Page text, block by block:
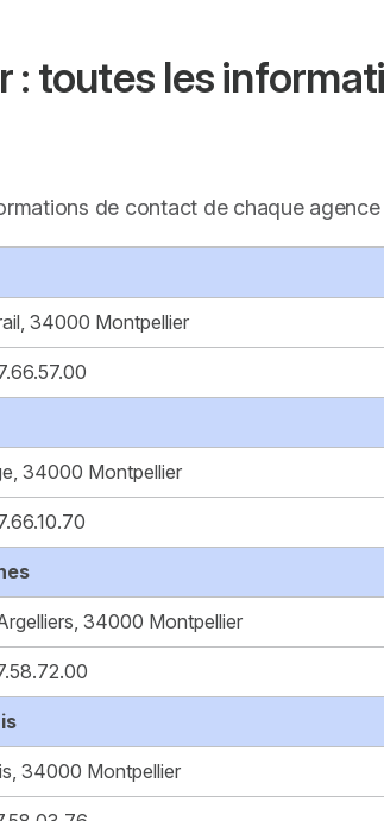
: toutes les
de contact de chaque agence
34000 Montpellier
34000 Montpellier
34000 Montpellier
34000 Montpellier